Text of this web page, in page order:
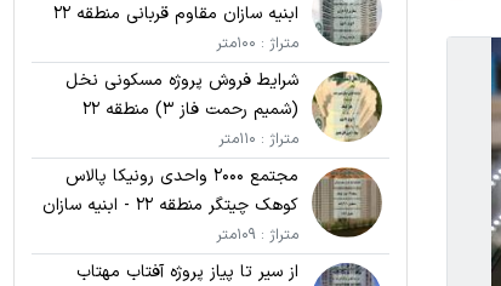
ابنیه سازان مقاوم قربانی منطقه 22
متراژ : 100متر
شرایط فروش پروژه مسکونی نخل
(شمیم رحمت فاز 3) منطقه 22
متراژ : 110متر
مجتمع 2000 واحدی رونیکا پالاس
کوهک چیتگر منطقه 22 - ابنیه سازان
مقاوم قربانی
متراژ : 109متر
از سیر تا پیاز پروژه آفتاب مهتاب